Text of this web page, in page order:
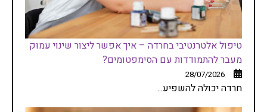
טיפול אלטרנטיבי בחרדה – איך אפשר ליצור שינוי עמוק
מעבר להתמודדות עם הסימפטומים?
28/07/2026
חרדה יכולה להשפיע...